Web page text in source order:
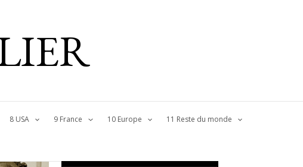
8 USA 9 France 10 Europe 11 Reste du monde